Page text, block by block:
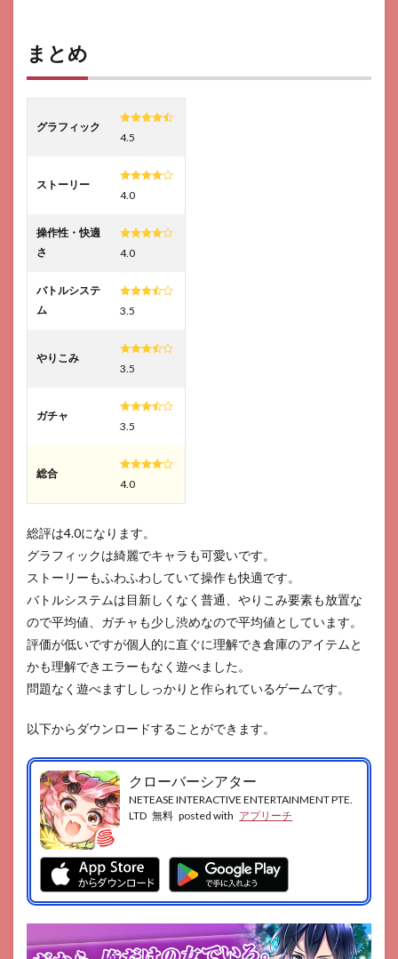
まとめ
グラフィック
4.5
ストーリー
4.0
操作性・快適
さ
4.0
バトルシステ
ム
3.5
やりこみ
3.5
ガチャ
3.5
総合
4.0
総評は4.0になります。
グラフィックは綺麗でキャラも可愛いです。
ストーリーもふわふわしていて操作も快適です。
バトルシステムは目新しくなく普通、やりこみ要素も放置な
ので平均値、ガチャも少し渋めなので平均値としています。
評価が低いですが個人的に直ぐに理解でき倉庫のアイテムと
かも理解できエラーもなく遊べました。
問題なく遊べますししっかりと作られているゲームです。
以下からダウンロードすることができます。
クローバーシアター
NETEASE INTERACTIVE ENTERTAINMENT PTE.
LTD 無料 posted with アプリーチ